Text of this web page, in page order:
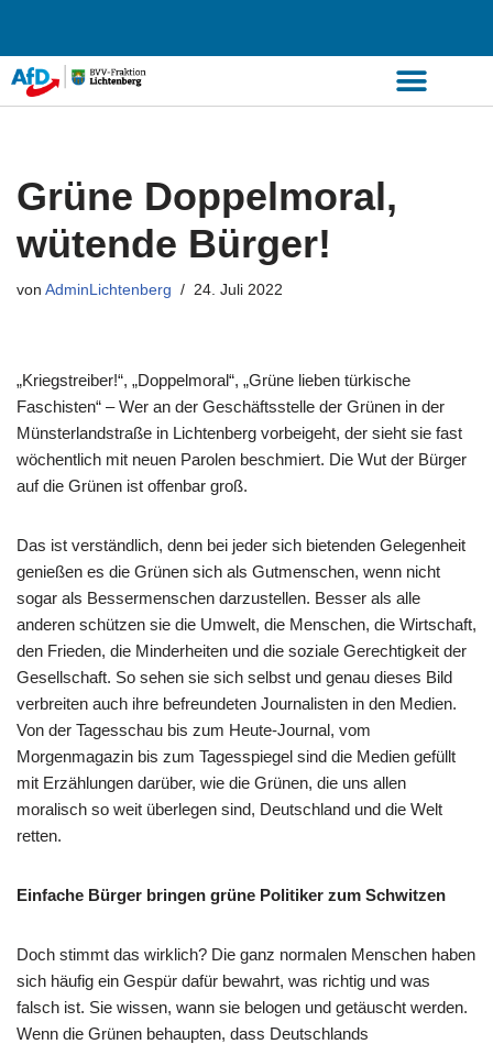
Zum
Inhalt
springen
Grüne Doppelmoral,
wütende Bürger!
von AdminLichtenberg 24. Juli 2022
„Kriegstreiber!“, „Doppelmoral“, „Grüne lieben türkische
Faschisten“ – Wer an der Geschäftsstelle der Grünen in der
Münsterlandstraße in Lichtenberg vorbeigeht, der sieht sie fast
wöchentlich mit neuen Parolen beschmiert. Die Wut der Bürger
auf die Grünen ist offenbar groß.
Das ist verständlich, denn bei jeder sich bietenden Gelegenheit
genießen es die Grünen sich als Gutmenschen, wenn nicht
sogar als Bessermenschen darzustellen. Besser als alle
anderen schützen sie die Umwelt, die Menschen, die Wirtschaft,
den Frieden, die Minderheiten und die soziale Gerechtigkeit der
Gesellschaft. So sehen sie sich selbst und genau dieses Bild
verbreiten auch ihre befreundeten Journalisten in den Medien.
Von der Tagesschau bis zum Heute-Journal, vom
Morgenmagazin bis zum Tagesspiegel sind die Medien gefüllt
mit Erzählungen darüber, wie die Grünen, die uns allen
moralisch so weit überlegen sind, Deutschland und die Welt
retten.
Einfache Bürger bringen grüne Politiker zum Schwitzen
Doch stimmt das wirklich? Die ganz normalen Menschen haben
sich häufig ein Gespür dafür bewahrt, was richtig und was
falsch ist. Sie wissen, wann sie belogen und getäuscht werden.
Wenn die Grünen behaupten, dass Deutschlands